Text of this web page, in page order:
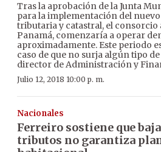
Tras la aprobación de la Junta
para la implementación del
tributaria y catastral, el consorcio
Panamá, comenzaría a operar
aproximadamente. Este periodo
caso de que no surja algún tipo
director de Administración y
Julio 12, 2018 10:00 p. m.
Nacionales
Ferreiro sostiene que
tributos no garantiza